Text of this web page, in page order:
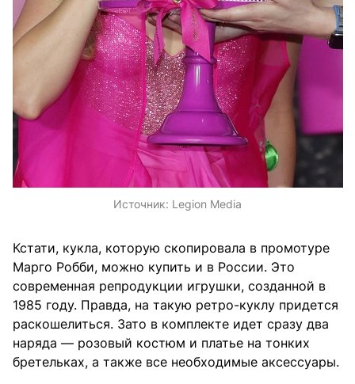
Источник: Legion Media
Кстати, кукла, которую скопировала в промотуре
Марго Робби, можно купить и в России. Это
современная репродукции игрушки, созданной в
1985 году. Правда, на такую ретро-куклу придется
раскошелиться. Зато в комплекте идет сразу два
наряда — розовый костюм и платье на тонких
бретельках, а также все необходимые аксессуары.